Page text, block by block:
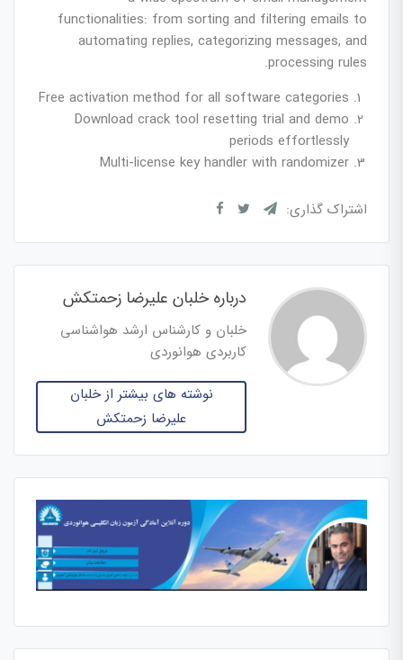
functionalities: from sorting and filtering emails to
automating replies, categorizing messages, and
processing rules.
Free activation method for all software categories
Download crack tool resetting trial and demo
periods effortlessly
Multi-license key handler with randomizer
اشتراک گذاری:
درباره خلبان علیرضا زحمتکش
خلبان و کارشناس ارشد هواشناسی
کاربردی هوانوردی
نوشته های بیشتر از خلبان
علیرضا زحمتکش